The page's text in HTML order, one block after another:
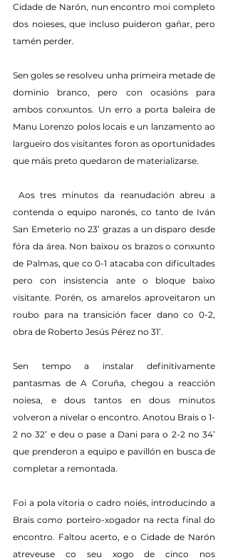
Cidade de Narón, nun encontro moi completo
dos noieses, que incluso puideron gañar, pero
tamén perder.
Sen goles se resolveu unha primeira metade de
dominio branco, pero con ocasións para
ambos conxuntos. Un erro a porta baleira de
Manu Lorenzo polos locais e un lanzamento ao
largueiro dos visitantes foron as oportunidades
que máis preto quedaron de materializarse.
contenda o equipo naronés, co tanto de Iván
San Emeterio no 23’ grazas a un disparo desde
fóra da área. Non baixou os brazos o conxunto
de Palmas, que co 0-1 atacaba con dificultades
pero con insistencia ante o bloque baixo
visitante. Porén, os amarelos aproveitaron un
roubo para na transición facer dano co 0-2,
obra de Roberto Jesús Pérez no 31’.
Sen tempo a instalar definitivamente
pantasmas de A Coruña, chegou a reacción
noiesa, e dous tantos en dous minutos
volveron a nivelar o encontro. Anotou Brais o 1-
2 no 32’ e deu o pase a Dani para o 2-2 no 34’
que prenderon a equipo e pavillón en busca de
completar a remontada.
Foi a pola vitoria o cadro noiés, introducindo a
Brais como porteiro-xogador na recta final do
encontro. Faltou acerto, e o Cidade de Narón
atreveuse co seu xogo de cinco nos